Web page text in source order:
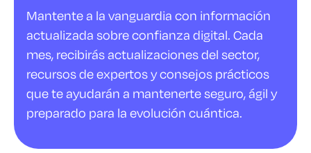
Mantente a la vanguardia con información
actualizada sobre confianza digital. Cada
mes, recibirás actualizaciones del sector,
recursos de expertos y consejos prácticos
que te ayudarán a mantenerte seguro, ágil y
preparado para la evolución cuántica.